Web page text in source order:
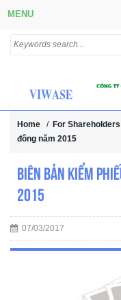
MENU
Home / For Shareholders
đông năm 2015
Biên bản kiểm
2015
07/03/2017